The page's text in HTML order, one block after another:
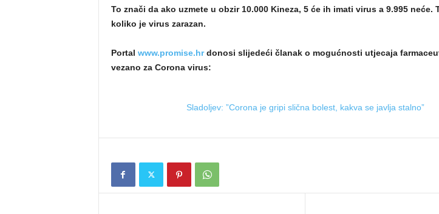
To znači da ako uzmete u obzir 10.000 Kineza, 5 će ih imati virus a 9.995 neće.
koliko je virus zarazan.
Portal www.promise.hrdonosi slijedeći članak o mogućnosti utjecaja
vezano za Corona virus:
Sladoljev: ”Corona je gripi slična bolest, kakva se javlja stalno”